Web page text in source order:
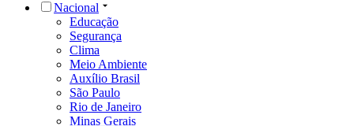
Nacional
Educação
Segurança
Clima
Meio Ambiente
Auxílio Brasil
São Paulo
Rio de Janeiro
Minas Gerais